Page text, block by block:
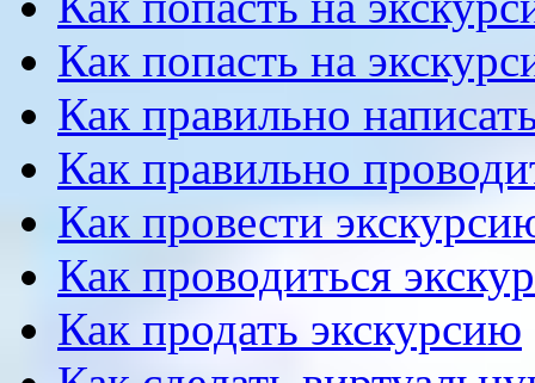
Как попасть на
Как правильно
Как правильно
Как провести
Как проводиться
Как продать экскурсию